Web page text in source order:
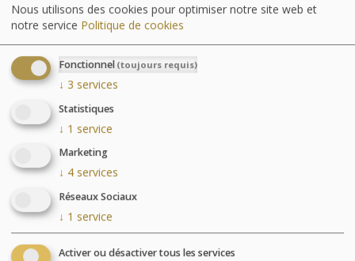
Chambre
GALERIE DES CHAMBRES
La chambre sélectionnée s'affichera ici, après avoir
choisi une date
Nous utilisons des cookies pour optimiser notre site web et
notre service Politique de cookies
Fonctionnel (toujours requis)
↓ 3 services
Statistiques
↓ 1 service
Marketing
↓ 4 services
Réseaux Sociaux
↓ 1 service
Activer ou désactiver tous les services